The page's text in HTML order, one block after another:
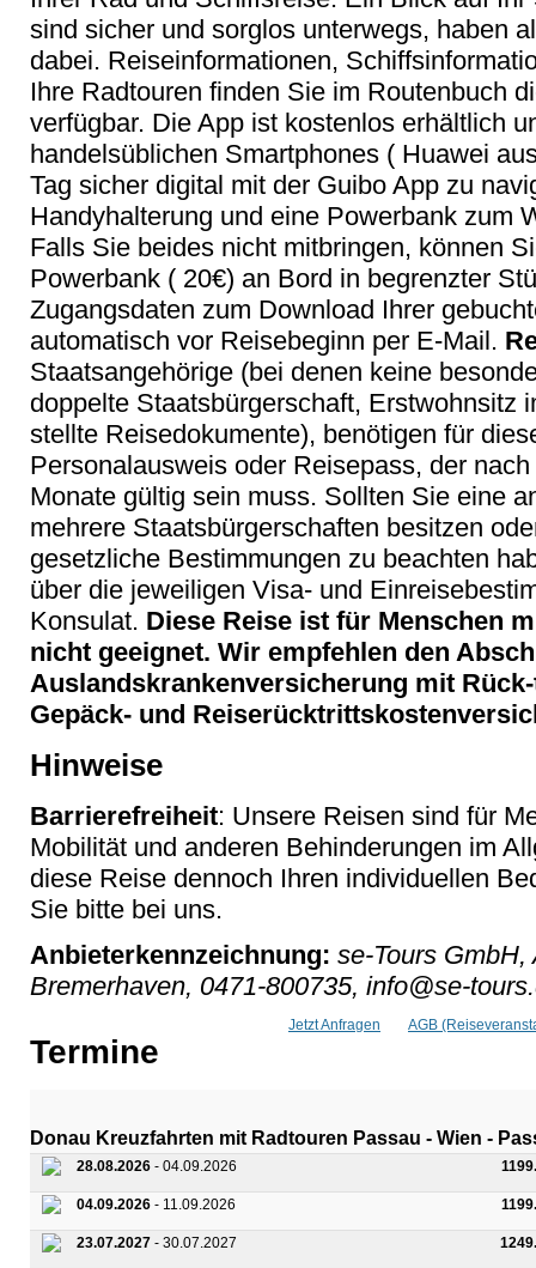
sind sicher und sorglos unterwegs, haben
dabei. Reiseinformationen,
Ihre Radtouren finden Sie im Routenbuch
verfügbar. Die App ist kostenlos erhältlich
handelsüblichen Smartphones ( Huawei
Tag sicher digital mit der Guibo App zu
Handyhalterung und eine Powerbank zum
Falls Sie beides nicht mitbringen, können
Powerbank ( 20€) an Bord in begrenzter
Zugangsdaten zum Download Ihrer
automatisch vor Reisebeginn per E-Mail.
Staatsangehörige (bei denen keine
doppelte Staatsbürgerschaft, Erstwohnsitz
stellte Reisedokumente), benötigen für
Personalausweis oder Reisepass, der
Monate gültig sein muss. Sollten Sie eine
mehrere Staatsbürgerschaften besitzen
gesetzliche Bestimmungen zu beachten
über die jeweiligen Visa- und
Konsulat. Diese Reise ist für Menschen
nicht geeignet. Wir empfehlen den
Auslandskrankenversicherung mit
Gepäck- und
Hinweise
Barrierefreiheit: Unsere Reisen sind für
Mobilität und anderen Behinderungen im
diese Reise dennoch Ihren individuellen
Sie bitte bei uns.
Anbieterkennzeichnung: se-Tours
Bremerhaven, 0471-800735, info@se-
Jetzt Anfragen AGB
Termine
Donau Kreuzfahrten mit Radtouren Passau - Wien -
28.08.2026 - 04.09.2026
04.09.2026 - 11.09.2026
23.07.2027 - 30.07.2027